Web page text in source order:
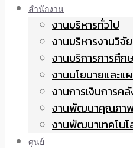
สำนักงาน
งานบริหารทั่วไป
งานบริหารงานวิจั
งานบริการการศึก
งานนโยบายและ
งานการเงินการค
งานพัฒนาคุณภา
งานพัฒนาเทคโนโ
ศูนย์